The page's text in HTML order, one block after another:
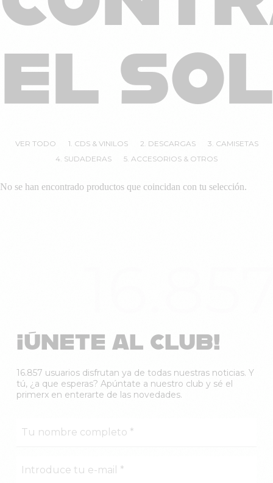
EL SOL
VER TODO 1. CDS & VINILOS 2. DESCARGAS
3. CAMISETAS
4. SUDADERAS
5. ACCESORIOS & OTROS
No se han encontrado productos que coincidan con tu selección.
¡ÚNETE AL CLUB!
16.857 usuarios disfrutan ya de todas nuestras noticias. Y
tú, ¿a que esperas? Apúntate a nuestro club y sé el
primerx en enterarte de las novedades.